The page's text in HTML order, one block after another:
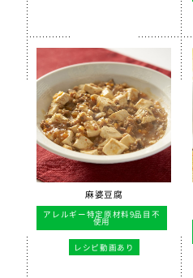
麻婆豆腐
アレルギー特定原材料9品目不
使用
レシピ動画あり